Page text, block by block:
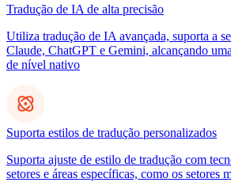
Tradução de IA de alta precisão
Utiliza tradução de IA avançada, suporta a
Claude, ChatGPT e Gemini, alcançando
de nível nativo
Suporta estilos de tradução personalizados
Suporta ajuste de estilo de tradução com
setores e áreas específicas, como os setores